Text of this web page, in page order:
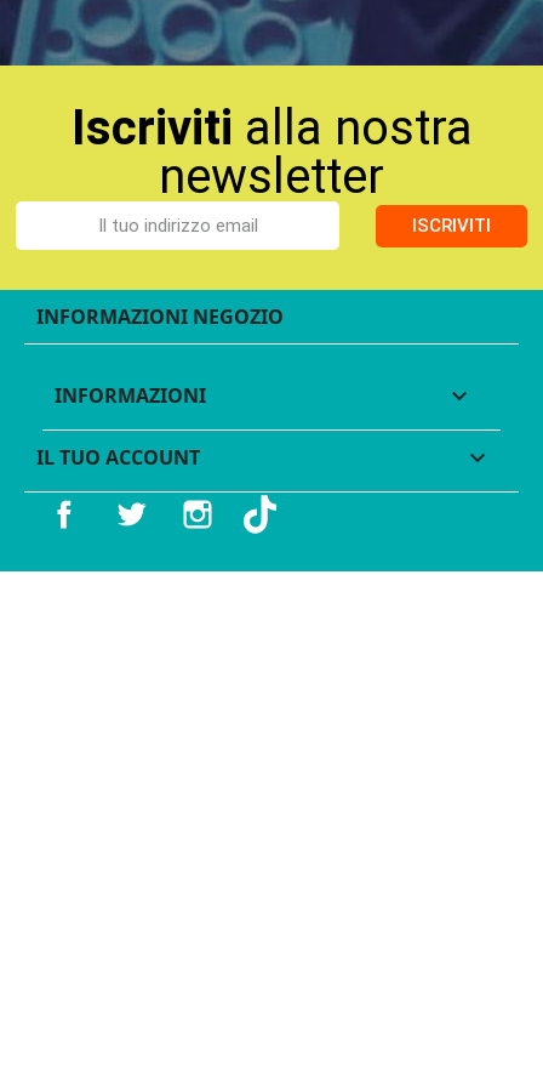
Iscriviti alla nostra
newsletter
ISCRIVITI
INFORMAZIONI NEGOZIO
INFORMAZIONI 
IL TUO ACCOUNT 
Facebook Twitter Instagram